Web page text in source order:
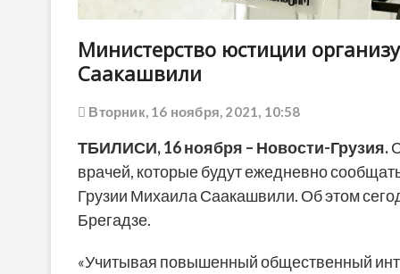
Министерство юстиции
Саакашвили
Вторник, 16 ноября, 2021, 10:58
ТБИЛИСИ,16 ноября – Новости-Грузия.
врачей, которые будут ежедневно
Грузии Михаила Саакашвили. Об этом
Брегадзе.
«Учитывая повышенный общественный